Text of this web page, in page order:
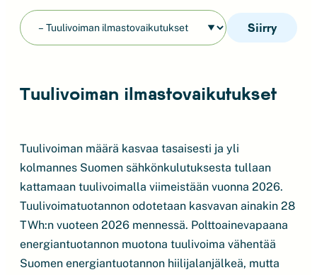
Siirry
Tuulivoiman ilmastovaikutukset
Tuulivoiman määrä kasvaa tasaisesti ja yli
kolmannes Suomen sähkönkulutuksesta tullaan
kattamaan tuulivoimalla viimeistään vuonna 2026.
Tuulivoimatuotannon odotetaan kasvavan ainakin 28
TWh:n vuoteen 2026 mennessä. Polttoainevapaana
energiantuotannon muotona tuulivoima vähentää
Suomen energiantuotannon hiilijalanjälkeä, mutta